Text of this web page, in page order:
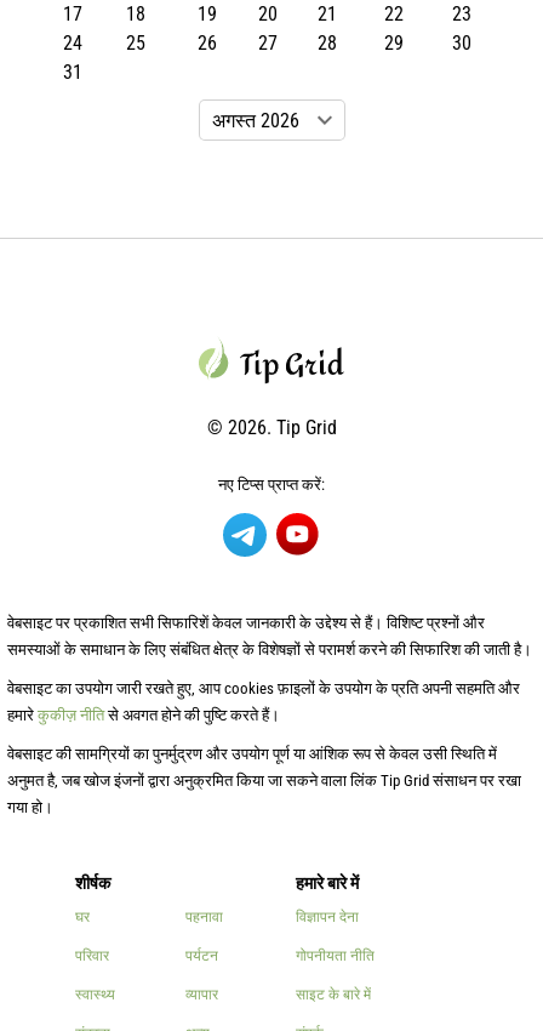
17
18 19 20 21 22
23
24
25 26 27 28 29
30
31
© 2026. Tip Grid
नए टिप्स प्राप्त करें:
शीर्षक
घर
परिवार
स्वास्थ्य
पहनावा
पर्यटन
व्यापार
हमारे बारे में
विज्ञापन देना
गोपनीयता नीति
साइट के बारे में
वेबसाइट पर प्रकाशित सभी सिफारिशें केवल जानकारी के उद्देश्य से हैं। विशिष्ट प्रश्नों और
समस्याओं के समाधान के लिए संबंधित क्षेत्र के विशेषज्ञों से परामर्श करने की सिफारिश की जाती है।
वेबसाइट का उपयोग जारी रखते हुए, आप cookies फ़ाइलों के उपयोग के प्रति अपनी सहमति और
हमारे कुकीज़ नीतिसे अवगत होने की पुष्टि करते हैं।
वेबसाइट की सामग्रियों का पुनर्मुद्रण और उपयोग पूर्ण या आंशिक रूप से केवल उसी स्थिति में
अनुमत है, जब खोज इंजनों द्वारा अनुक्रमित किया जा सकने वाला लिंक Tip Grid संसाधन पर रखा
गया हो।